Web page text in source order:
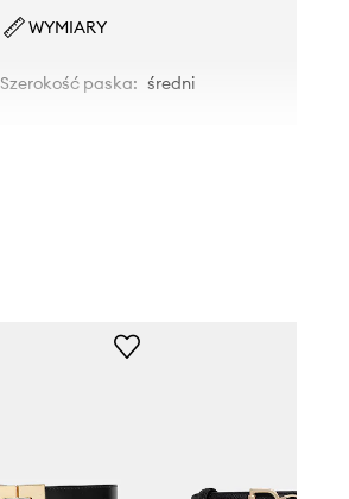
WYMIARY
Szerokość paska: średni